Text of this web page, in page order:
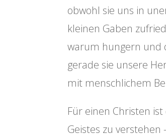
obwohl sie uns in
kleinen Gaben
warum hungern und
gerade sie unsere
mit menschlichem
Für einen Christen
Geistes zu